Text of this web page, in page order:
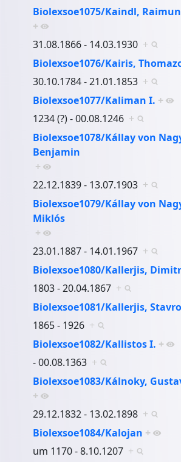
Biolexsoe1075/Kaindl,
+
31.08.1866 - 14.03.1930 +
Biolexsoe1076/Kairis,
30.10.1784 - 21.01.1853 +
Biolexsoe1077/Kaliman I. +
1234 (?) - 00.08.1246 +
Biolexsoe1078/Kállay von
Benjamin
+
22.12.1839 - 13.07.1903 +
Biolexsoe1079/Kállay von
Miklós
+
23.01.1887 - 14.01.1967 +
Biolexsoe1080/Kallerjis,
1803 - 20.04.1867 +
Biolexsoe1081/Kallerjis,
1865 - 1926 +
Biolexsoe1082/Kallistos I. +
- 00.08.1363 +
Biolexsoe1083/Kálnoky,
+
29.12.1832 - 13.02.1898 +
Biolexsoe1084/Kalojan +
um 1170 - 8.10.1207 +